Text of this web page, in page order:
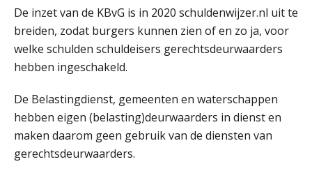
De inzet van de KBvG is in 2020 schuldenwijzer.nl uit te
breiden, zodat burgers kunnen zien of en zo ja, voor
welke schulden schuldeisers gerechtsdeurwaarders
hebben ingeschakeld.
De Belastingdienst, gemeenten en waterschappen
hebben eigen (belasting)deurwaarders in dienst en
maken daarom geen gebruik van de diensten van
gerechtsdeurwaarders.
28
AUG
Opfriscursus VPS (NIRPA PE)
Markus Verbeek Praehep
31
01
SEP
Cursus Van salarisadministrateur naar beloningsadviseur (basis)
MOCuitgevers